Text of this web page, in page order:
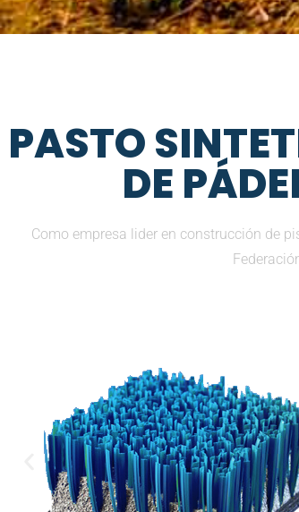
PASTO
DE
Como empresa lider en construcción de